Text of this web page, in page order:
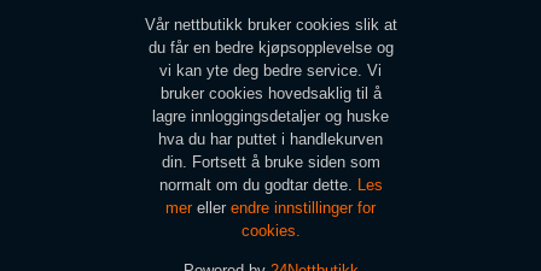
Vår nettbutikk bruker cookies slik at
du får en bedre kjøpsopplevelse og
vi kan yte deg bedre service. Vi
bruker cookies hovedsaklig til å
lagre innloggingsdetaljer og huske
hva du har puttet i handlekurven
din. Fortsett å bruke siden som
normalt om du godtar dette. Les
mer eller endre innstillinger for
cookies.